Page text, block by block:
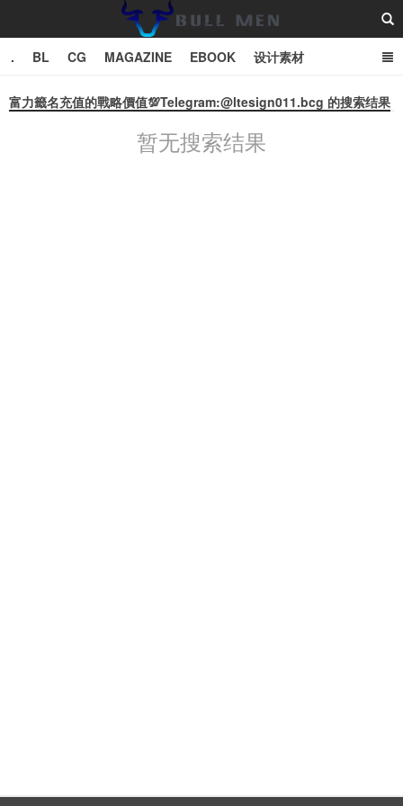
Bull Man斗牛士
. BL CG MAGAZINE EBOOK 设计素材
vector TXT
富力籤名充值的戰略價值💯Telegram:@ltesign011.bcg 的搜索结果
暂无搜索结果